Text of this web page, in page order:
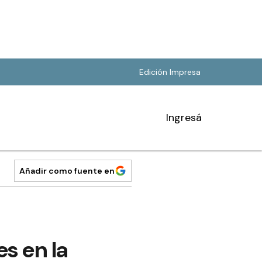
Edición Impresa
Ingresá
Añadir como fuente en
en la